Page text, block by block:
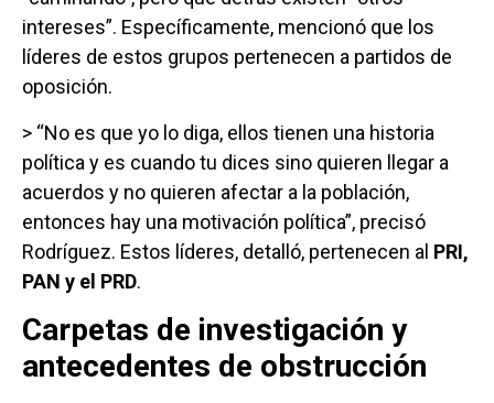
intereses”. Específicamente, mencionó que los
líderes de estos grupos pertenecen a partidos de
oposición.
> “No es que yo lo diga, ellos tienen una historia
política y es cuando tu dices sino quieren llegar a
acuerdos y no quieren afectar a la población,
entonces hay una motivación política”, precisó
Rodríguez. Estos líderes, detalló, pertenecen al PRI,
PAN y el PRD.
Carpetas de investigación y
antecedentes de obstrucción